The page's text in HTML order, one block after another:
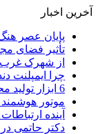
آخرین اخبار
پایان عصر
تأثیر فضای
از شهرک غرب
چرا ایمپلنت
6 ابزار تولید محتوا در سنجور که هر نویسنده به آن‌ها نیاز دارد
موتور
آینده
دکتر حاتمی